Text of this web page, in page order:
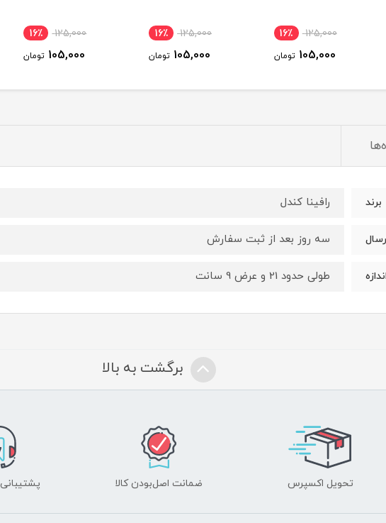
125,000 16٪
105,000 تومان
125,000 16٪
105,000 تومان
125,000 16٪
105,000 تومان
برند رافینا کندل
سه روز بعد از ثبت سفارش
اندازه طولی حدود 21 و عرض 9 سانت
برگشت به بالا
تحویل اکسپرس ضمانت اصل‌بودن کالا پشتیبانی ۲۴ ساعته